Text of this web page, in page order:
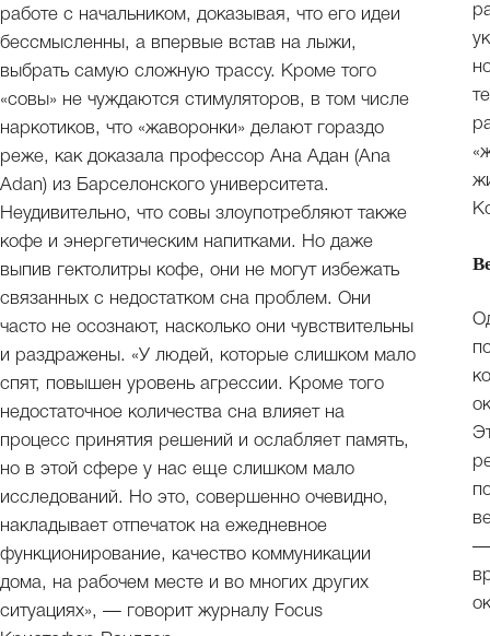
работе с начальником, доказывая, что его идеи
бессмысленны, а впервые встав на лыжи,
выбрать самую сложную трассу. Кроме того
«совы» не чуждаются стимуляторов, в том числе
наркотиков, что «жаворонки» делают гораздо
реже, как доказала профессор Ана Адан (Ana
Adan) из Барселонского университета.
Неудивительно, что совы злоупотребляют также
кофе и энергетическим напитками. Но даже
выпив гектолитры кофе, они не могут избежать
связанных с недостатком сна проблем. Они
часто не осознают, насколько они чувствительны
и раздражены. «У людей, которые слишком мало
спят, повышен уровень агрессии. Кроме того
недостаточное количества сна влияет на
процесс принятия решений и ослабляет память,
но в этой сфере у нас еще слишком мало
исследований. Но это, совершенно очевидно,
накладывает отпечаток на ежедневное
функционирование, качество коммуникации
дома, на рабочем месте и во многих других
ситуациях», — говорит журналу Focus
—